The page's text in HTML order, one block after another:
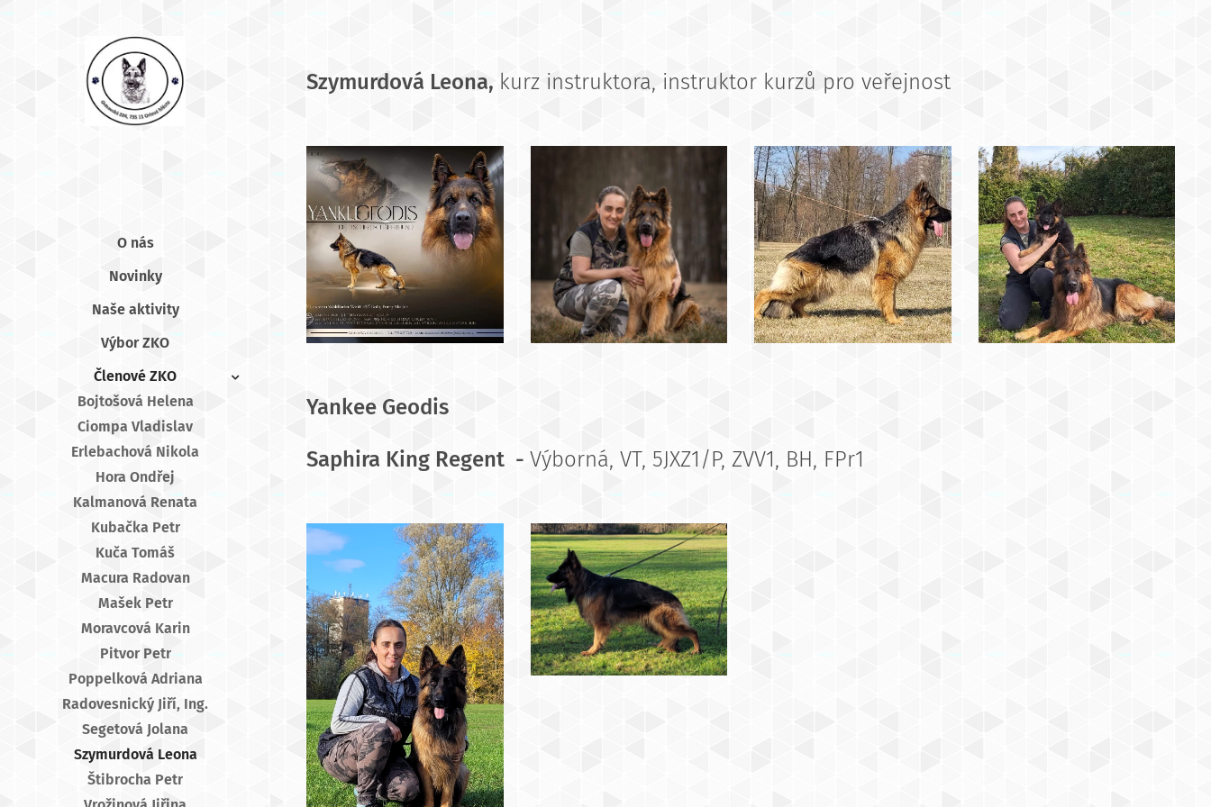
O nás
Novinky
Naše aktivity
Výbor ZKO
Členové ZKO
Bojtošová Helena
Ciompa Vladislav
Erlebachová Nikola
Hora Ondřej
Kalmanová Renata
Kubačka Petr
Kuča Tomáš
Macura Radovan
Mašek Petr
Moravcová Karin
Pitvor Petr
Poppelková Adriana
Radovesnický Jiří, Ing.
Segetová Jolana
Szymurdová Leona
Štibrocha Petr
Szymurdová Leona, kurz instruktora, instruktor kurzů pro veřejnost
Yankee Geodis
Saphira King Regent - Výborná, VT, 5JXZ1/P, ZVV1, BH, FPr1